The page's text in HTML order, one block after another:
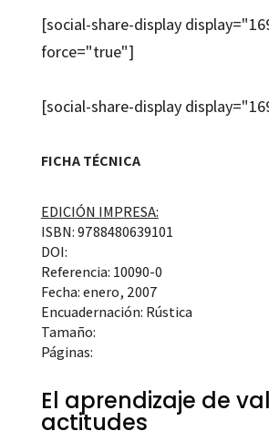
[social-share-display
force="true"]
[social-share-display
FICHA TÉCNICA
EDICIÓN IMPRESA:
ISBN: 9788480639101
DOI:
Referencia: 10090-0
Fecha: enero, 2007
Encuadernación: Rústica
Tamaño:
Páginas:
El aprendizaje de
actitudes